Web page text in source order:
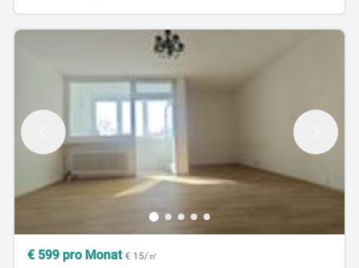
€ 599 pro Monat € 15/㎡